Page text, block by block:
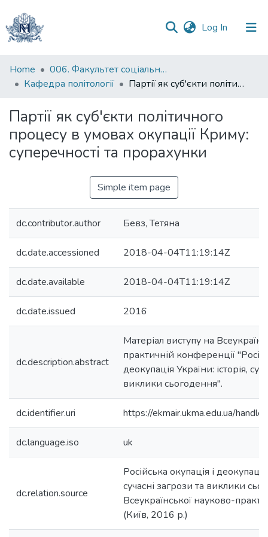
Log In (current)
Communities
&
All of DSpace
Statistics
Home
006. Факультет соціальних наук і соціальних технологій
Кафедра політології
Партії як суб'єкти політичного процесу в умовах окупації Криму: суперечності та прорахунки
Партії як суб'єкти політичного
процесу в умовах окупації Криму:
суперечності та прорахунки
Simple item page
dc.contributor.author Бевз, Тетяна
dc.date.accessioned 2018-04-04T11:19:14Z
dc.date.available 2018-04-04T11:19:14Z
dc.date.issued 2016
dc.description.abstract
Матеріал виступу на
практичній конференції
деокупація України: історія,
виклики сьогодення".
dc.identifier.uri https://ekmair.ukma.edu.ua/
dc.language.iso uk
dc.relation.source
Російська окупація і
сучасні загрози та виклики
Всеукраїнської науково-
(Київ, 2016 р.)